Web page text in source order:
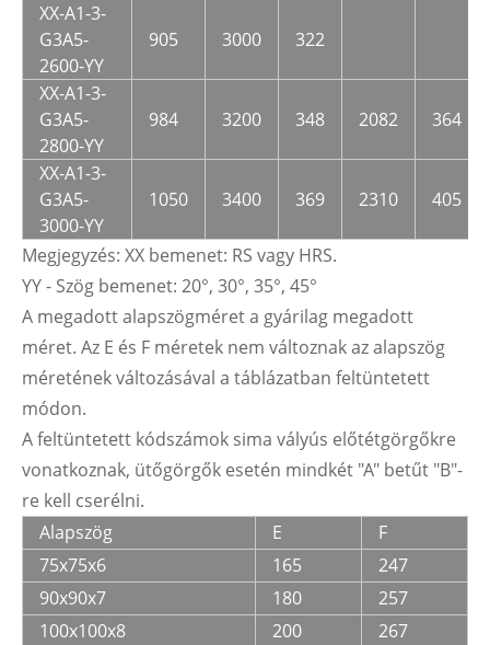
XX-A1-3-
G3A5-
2600-YY
905 3000 322
XX-A1-3-
G3A5-
2800-YY
984 3200 348 2082 364
XX-A1-3-
G3A5-
3000-YY
1050 3400 369 2310 405
Megjegyzés: XX bemenet: RS vagy HRS.
YY - Szög bemenet: 20°, 30°, 35°, 45°
A megadott alapszögméret a gyárilag megadott
méret. Az E és F méretek nem változnak az alapszög
méretének változásával a táblázatban feltüntetett
módon.
A feltüntetett kódszámok sima vályús előtétgörgőkre
vonatkoznak, ütőgörgők esetén mindkét "A" betűt "B"-
re kell cserélni.
Alapszög
E
F
75x75x6
165
247
90x90x7
180
257
100x100x8
200
267